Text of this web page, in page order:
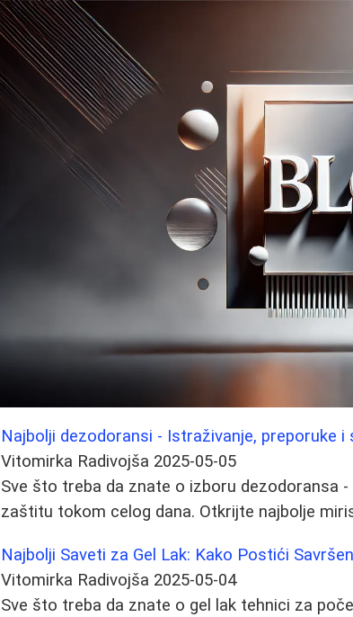
Najbolji dezodoransi - Istraživanje, preporuke i
Vitomirka Radivojša 2025-05-05
Sve što treba da znate o izboru dezodoransa
zaštitu tokom celog dana. Otkrijte najbolje
Najbolji Saveti za Gel Lak: Kako Postići
Vitomirka Radivojša 2025-05-04
Sve što treba da znate o gel lak tehnici za